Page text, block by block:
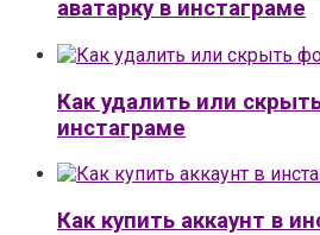
аватарку в инстаграме
Как удалить или
инстаграме
Как купить аккаунт в